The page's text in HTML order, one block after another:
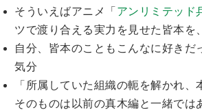
そういえばアニメ「 アンリミテッド
ツで渡り合える実力を見せた皆本
自分、皆本のこともこんなに好きだ
気分
「所属していた組織の軛を解かれ
そのものは以前の真木編と一緒で